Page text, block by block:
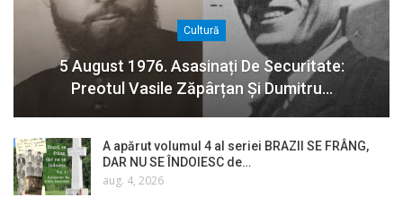
Cultură
5 August 1976. Asasinați De Securitate:
Preotul Vasile Zăpârțan Și Dumitru…
A apărut volumul 4 al seriei BRAZII SE FRÂNG,
DAR NU SE ÎNDOIESC de…
aug. 4, 2026